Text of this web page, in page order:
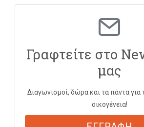
Γραφτείτε στο
μας
Διαγωνισμοί, δώρα και τα πάντα για
οικογένεια!